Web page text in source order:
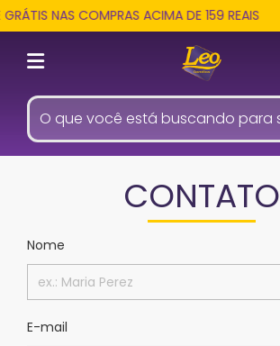
NAS COMPRAS ACIMA DE 159 REAIS
CONTATO
Nome
E-mail